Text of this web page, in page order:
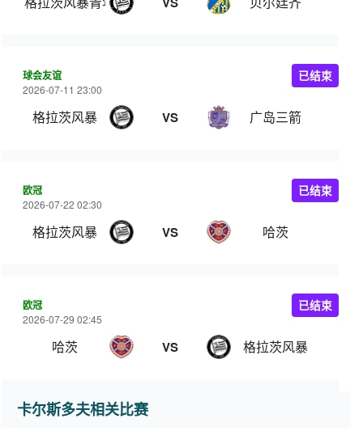
球会友谊
2026-07-11 23:00
格拉茨风暴 VS 广岛三箭
已结束
欧冠
2026-07-22 02:30
格拉茨风暴 VS 哈茨
已结束
欧冠
2026-07-29 02:45
哈茨 VS 格拉茨风暴
已结束
卡尔斯多夫相关比赛